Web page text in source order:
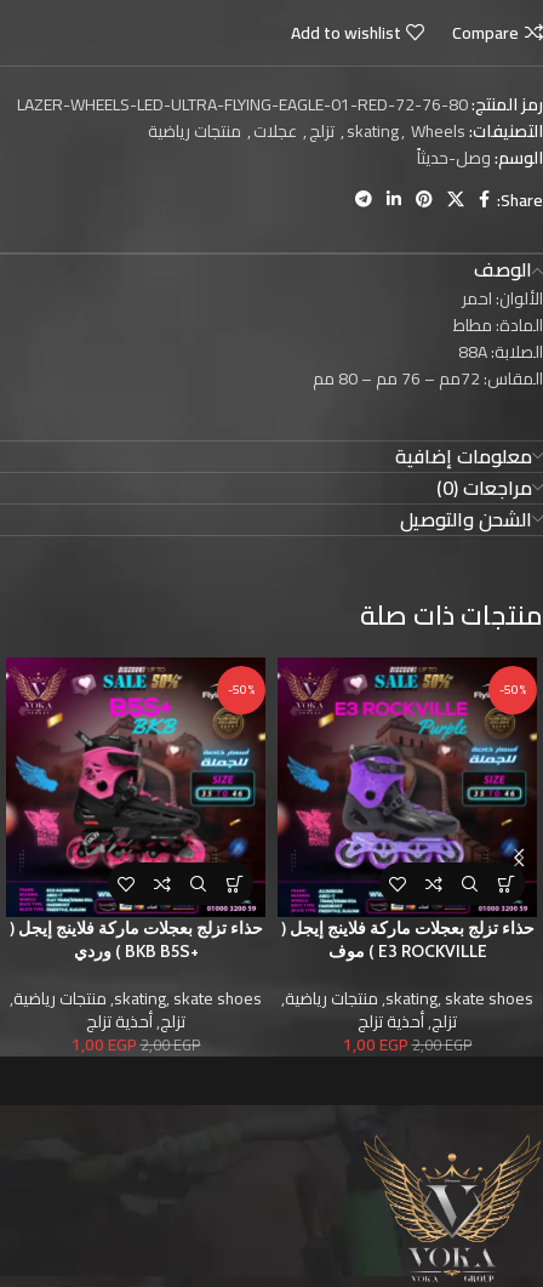
Compare
Add to wishlist
رمز المنتج:LAZER-WHEELS-LED-ULTRA-FLYING-EAGLE-01-RED-72-76-80
التصنيفات:
skating,Wheels
,تزلج, عجلات, منتجات رياضية
الوسم:وصل-حديثاً
Share:
الوصف
الألوان: احمر
المادة: مطاط
الصلابة: 88A
المقاس: 72مم – 76 مم – 80 مم
معلومات إضافية
مراجعات (0)
الشحن والتوصيل
منتجات ذات صلة
-50%
حذاء تزلج بعجلات ماركة فلاينج إيجل (
E3 ROCKVILLE ) موف
skating,skate shoes
,منتجات رياضية,
تزلج,أحذية تزلج
2,00EGP
1,00EGP
-50%
حذاء تزلج بعجلات ماركة فلاينج إيجل (
+BKB B5S ) وردي
skating,skate shoes
,منتجات رياضية,
تزلج,أحذية تزلج
2,00EGP
1,00EGP